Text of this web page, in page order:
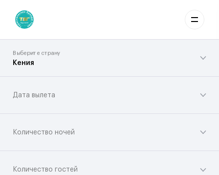
Кения
Выберите страну
Дата вылета
Количество ночей
Количество гостей